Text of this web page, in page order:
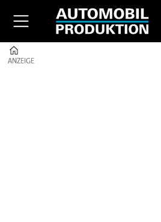
ANZEIGE
ANZEIGE